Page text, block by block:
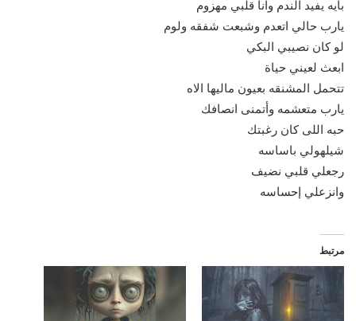
بايه يفيد الندم وانا قلبي مهزوم
يارب حالي اتعدم وشبعت شفقه ولوم
لو كان نصيبي البكي
ابعث لعيني حياة
تتحمل المشنقه بعيون ماليها الاه
يارب متعشمه وأتمنى انصافك
حبه اللى كان رغبتك
شيلهولي باساسه
رجعلي قلبي نضيف
وانزعلي إحساسه
مرتبط